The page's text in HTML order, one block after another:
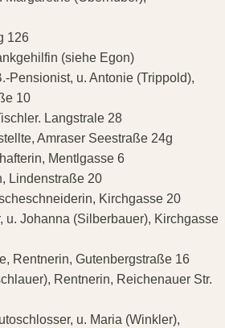
126
(siehe Egon)
Pensionist, u. Antonie (Trippold),
10
Langstrale 28
Amraser Seestraße 24g
Mentlgasse 6
Lindenstraße 20
Kirchgasse 20
Johanna (Silberbauer), Kirchgasse
Rentnerin, Gutenbergstraße 16
Rentnerin, Reichenauer Str.
u. Maria (Winkler),